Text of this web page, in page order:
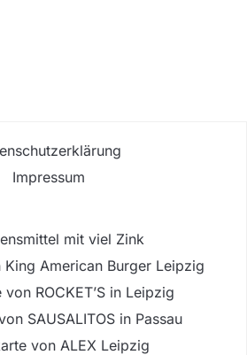
Impressum
mit viel Zink
King American Burger Leipzig
ROCKET’S in Leipzig
SAUSALITOS in Passau
von ALEX Leipzig